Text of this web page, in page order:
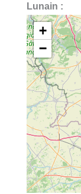
Lunain :
+
−